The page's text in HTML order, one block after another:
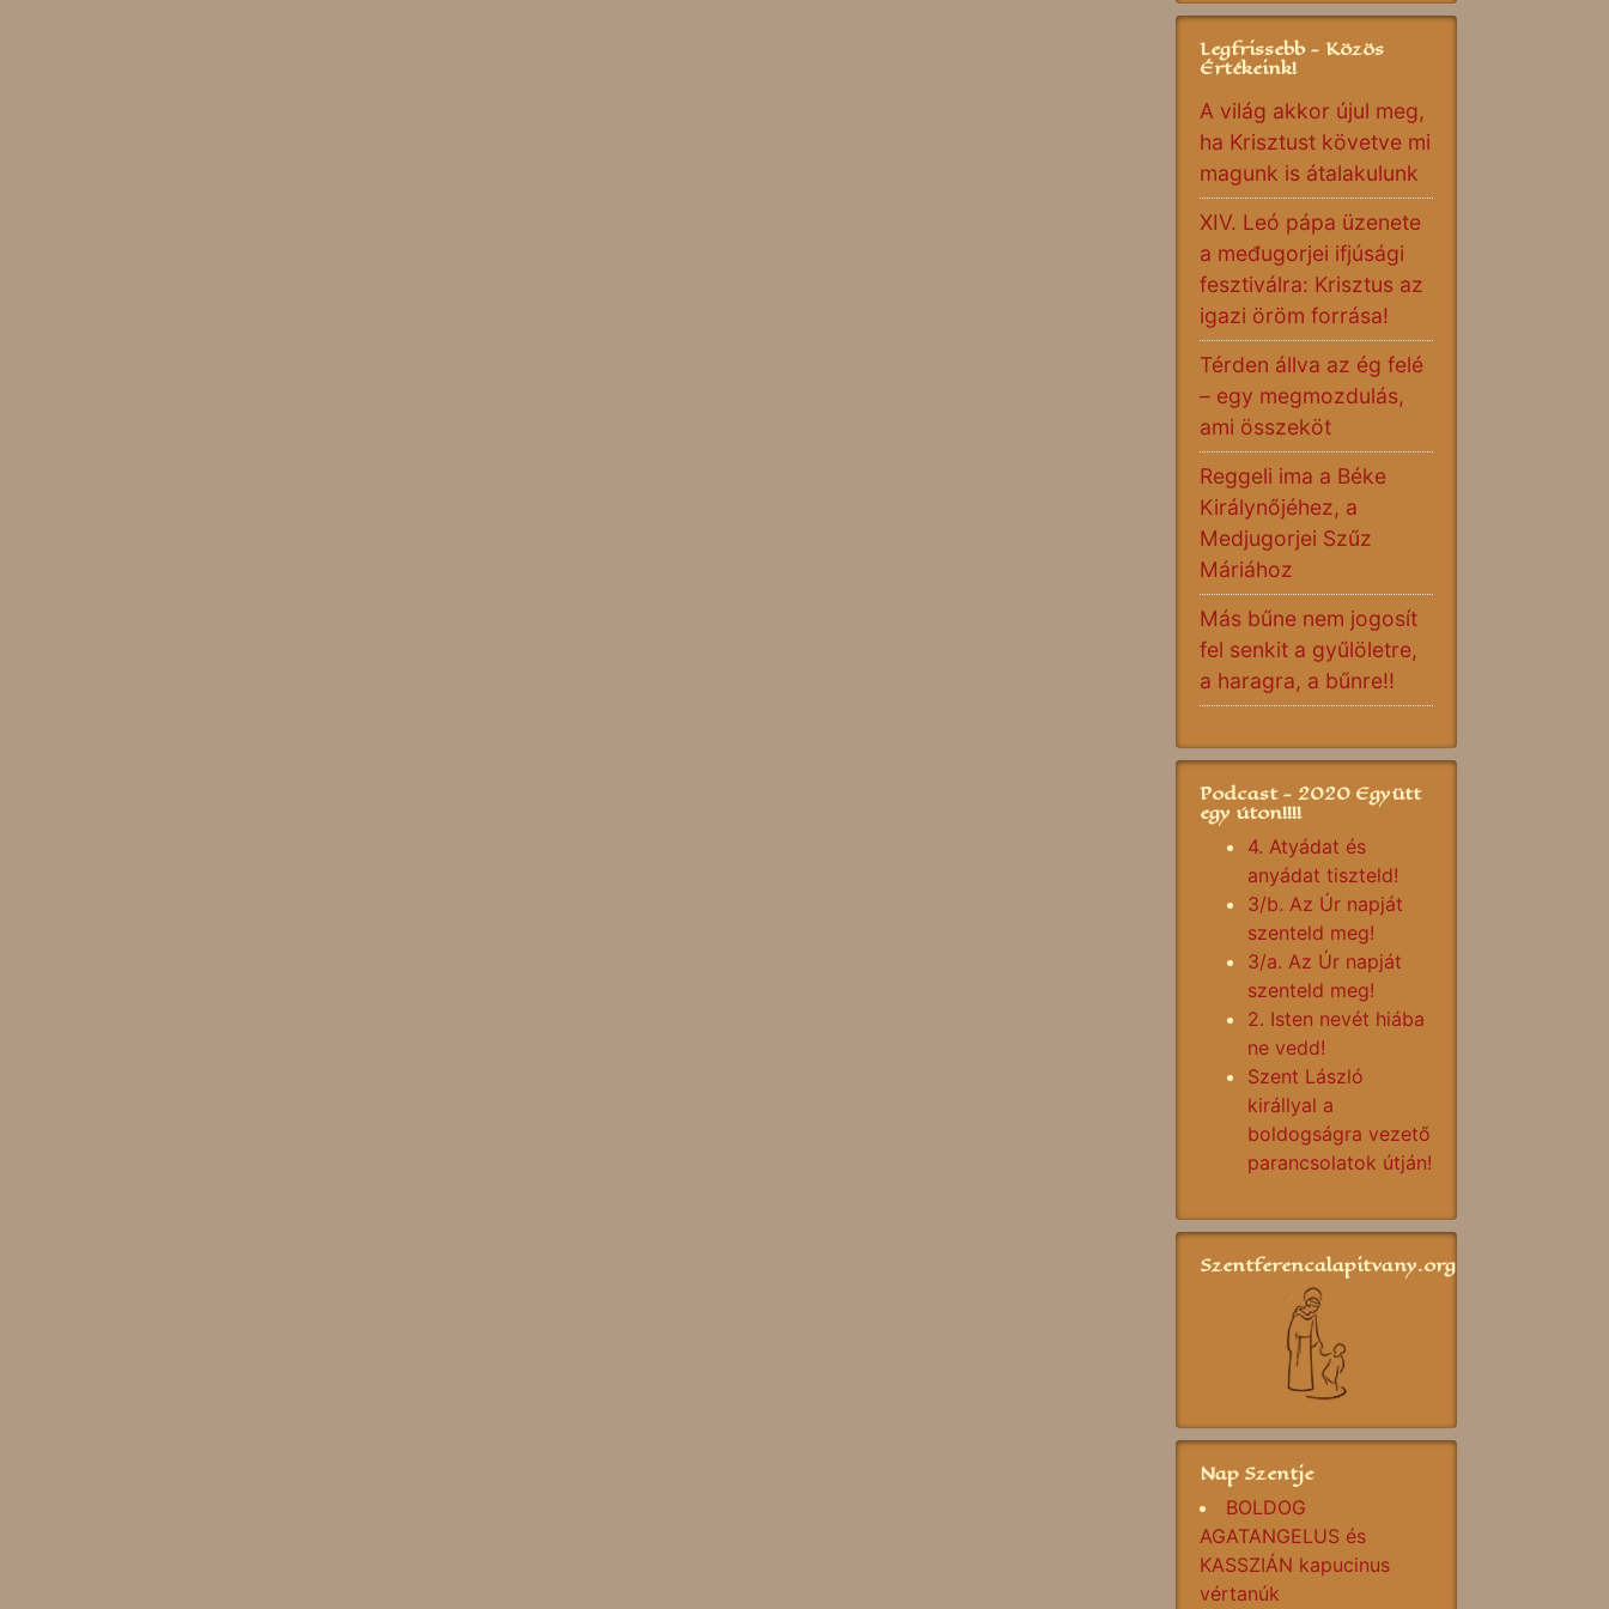
Legfrissebb - Közös
Értékeink!
A világ akkor újul meg,
ha Krisztust követve mi
magunk is átalakulunk
XIV. Leó pápa üzenete
a međugorjei ifjúsági
fesztiválra: Krisztus az
igazi öröm forrása!
Térden állva az ég felé
– egy megmozdulás,
ami összeköt
Reggeli ima a Béke
Királynőjéhez, a
Medjugorjei Szűz
Máriához
Más bűne nem jogosít
fel senkit a gyűlöletre,
a haragra, a bűnre!!
Podcast - 2020 Együtt
egy úton!!!!
4. Atyádat és
anyádat tiszteld!
3/b. Az Úr napját
szenteld meg!
3/a. Az Úr napját
szenteld meg!
2. Isten nevét hiába
ne vedd!
Szent László
királlyal a
boldogságra vezető
parancsolatok útján!
Szentferencalapitvany.org
Nap Szentje
BOLDOG
AGATANGELUS és
KASSZIÁN kapucinus
vértanúk